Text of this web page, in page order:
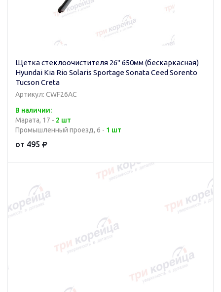
Щетка стеклоочистителя 26" 650мм (бескаркасная)
Hyundai Kia Rio Solaris Sportage Sonata Ceed Sorento
Tucson Creta
Артикул: CWF26AC
В наличии:
Марата, 17 - 2 шт
Промышленный проезд, 6 - 1 шт
от 495